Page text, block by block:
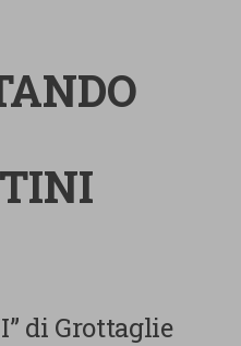
di Grottaglie